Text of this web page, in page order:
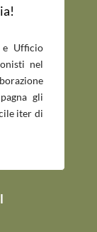
e Ufficio
nel
gli
iter di